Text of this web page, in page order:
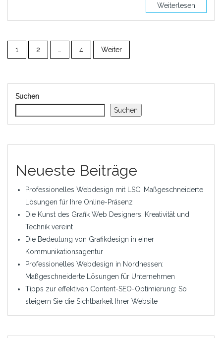
Weiterlesen
1 2 4 Weiter
Suchen
Suchen
Neueste Beiträge
Professionelles Webdesign mit LSC: Maßgeschneiderte
Lösungen für Ihre Online-Präsenz
Die Kunst des Grafik Web Designers: Kreativität und
Technik vereint
Die Bedeutung von Grafikdesign in einer
Kommunikationsagentur
Professionelles Webdesign in Nordhessen:
Maßgeschneiderte Lösungen für Unternehmen
Tipps zur effektiven Content-SEO-Optimierung: So
steigern Sie die Sichtbarkeit Ihrer Website